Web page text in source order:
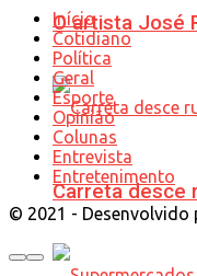
O artista José
Carreta desce
Início
Cotidiano
Política
Geral
Esporte
Opinião
Colunas
Entrevista
Entretenimento
© 2021 - Desenvolvido